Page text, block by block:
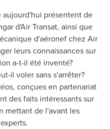
aujourd'hui présentent de
d'Air Transat, ainsi que
d'aéronef chez Air
leurs connaissances sur
a-t-il été inventé?
il voler sans s'arrêter?
conçues en partenariat
des faits intéressants sur
mettant de l'avant les